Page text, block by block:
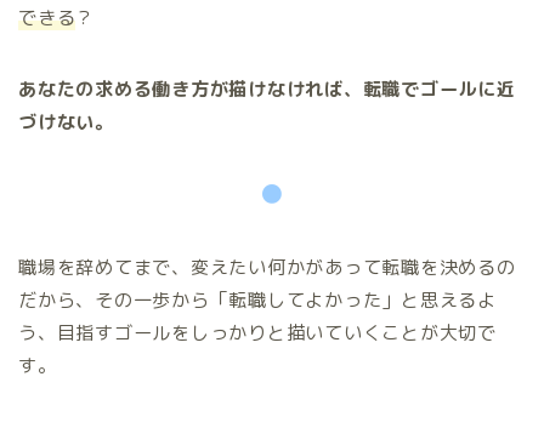
できる？
あなたの求める働き方が描けなければ、転職でゴールに近
づけない。
●
職場を辞めてまで、変えたい何かがあって転職を決めるの
だから、その一歩から「転職してよかった」と思えるよ
う、目指すゴールをしっかりと描いていくことが大切で
す。